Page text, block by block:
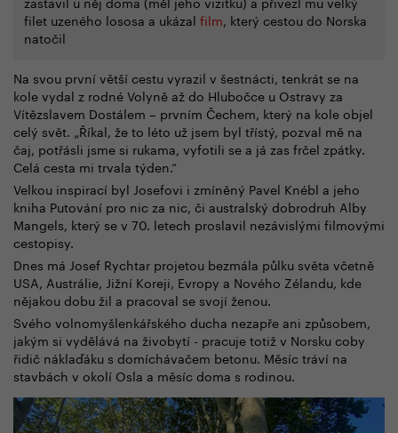
filet uzeného lososa a ukázal film, který cestou do Norska
natočil
Na svou první větší cestu vyrazil v šestnácti, tenkrát se na
kole vydal z rodné Volyně až do Hlubočce u Ostravy za
Vítězslavem Dostálem – prvním Čechem, který na kole objel
celý svět. „Říkal, že to léto už jsem byl třístý, pozval mě na
čaj, potřásli jsme si rukama, vyfotili se a já zas frčel zpátky.
Celá cesta mi trvala týden.“
Velkou inspirací byl Josefovi i zmíněný Pavel Knébl a jeho
kniha Putování pro nic za nic, či australský dobrodruh Alby
Mangels, který se v 70. letech proslavil nezávislými filmovými
cestopisy.
Dnes má Josef Rychtar projetou bezmála půlku světa včetně
USA, Austrálie, Jižní Koreji, Evropy a Nového Zélandu, kde
nějakou dobu žil a pracoval se svojí ženou.
Svého volnomyšlenkářského ducha nezapře ani způsobem,
jakým si vydělává na živobytí - pracuje totiž v Norsku coby
řidič náklaďáku s domíchávačem betonu. Měsíc tráví na
stavbách v okolí Osla a měsíc doma s rodinou.